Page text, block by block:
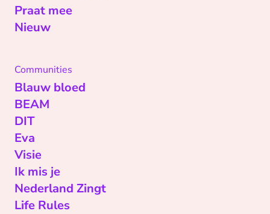
Praat mee
Nieuw
Communities
Blauw bloed
BEAM
DIT
Eva
Visie
Ik mis je
Nederland Zingt
Life Rules